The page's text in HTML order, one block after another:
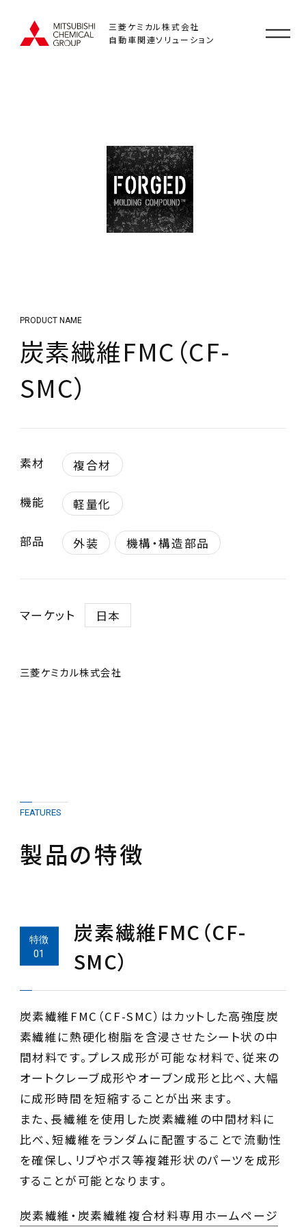
三菱ケミカル株式会社
自動車関連ソリューション
PRODUCT NAME
炭素繊維FMC（CF-
SMC）
素材 複合材
機能 軽量化
部品 外装 機構・構造部品
マーケット 日本
三菱ケミカル株式会社
FEATURES
製品の特徴
炭素繊維FMC（CF-
SMC）
炭素繊維FMC（CF-SMC）はカットした高強度炭
素繊維に熱硬化樹脂を含浸させたシート状の中
間材料です。プレス成形が可能な材料で、従来の
オートクレーブ成形やオーブン成形と比べ、大幅
に成形時間を短縮することが出来ます。
また、長繊維を使用した炭素繊維の中間材料に
比べ、短繊維をランダムに配置することで流動性
を確保し、リブやボス等複雑形状のパーツを成形
炭素繊維・炭素繊維複合材料専用ホームページ